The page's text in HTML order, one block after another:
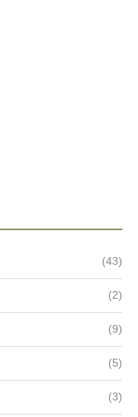
(43)
(2)
(9)
(5)
(3)